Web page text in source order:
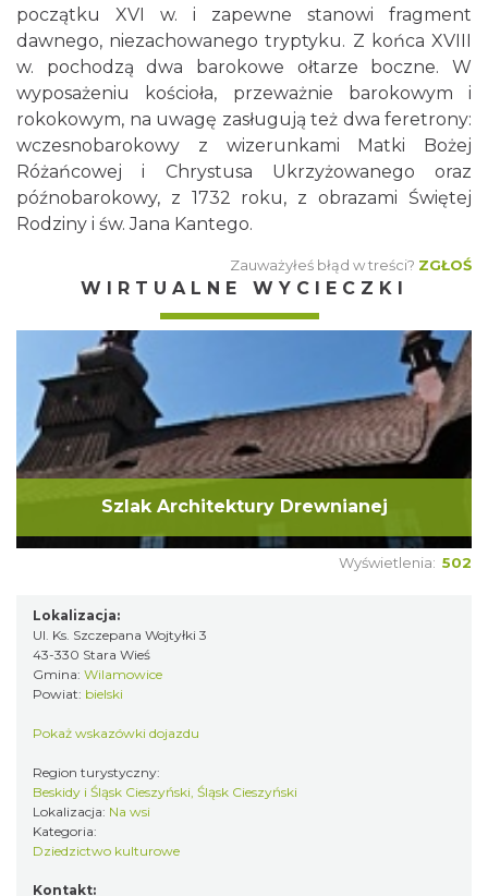
początku XVI w. i zapewne stanowi fragment
dawnego, niezachowanego tryptyku. Z końca XVIII
w. pochodzą dwa barokowe ołtarze boczne. W
wyposażeniu kościoła, przeważnie barokowym i
rokokowym, na uwagę zasługują też dwa feretrony:
wczesnobarokowy z wizerunkami Matki Bożej
Różańcowej i Chrystusa Ukrzyżowanego oraz
późnobarokowy, z 1732 roku, z obrazami Świętej
Rodziny i św. Jana Kantego.
Zauważyłeś błąd w treści? ZGŁOŚ
WIRTUALNE WYCIECZKI
Szlak Architektury Drewnianej
Wyświetlenia: 502
Lokalizacja:
Ul. Ks. Szczepana Wojtyłki 3
43-330 Stara Wieś
Gmina: Wilamowice
Powiat: bielski
Pokaż wskazówki dojazdu
Region turystyczny:
Beskidy i Śląsk Cieszyński, Śląsk Cieszyński
Lokalizacja: Na wsi
Kategoria:
Dziedzictwo kulturowe
Kontakt: